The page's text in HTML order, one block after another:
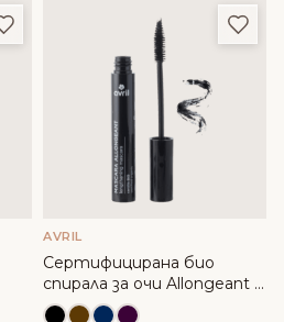
Добави в любими
AVRIL
Сертифицирана био
спирала за очи Allongeant -
Avril